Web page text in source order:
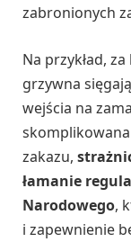
zabronionych
Na przykład,
grzywna
wejścia na
zakazu,
łamanie
Narodowego,
i zapewnienie